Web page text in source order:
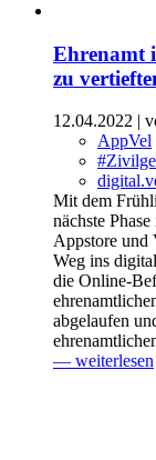
Ehrenamt
zu
12.04.2022 |
AppVel
Mit dem
nächste
Appstore und
Weg ins
die Online-
abgelaufen
— weiterlesen